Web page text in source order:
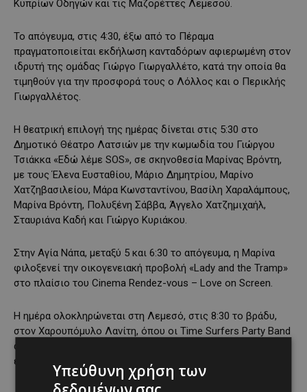
Κυπρίων Οδηγών και τις Μαζορέττες Λεμεσού.
Το απόγευμα, στις 4:30, έξω από το Πέραμα
πραγματοποιείται εκδήλωση κανταδόρων αφιερωμένη στον
ιδρυτή της ομάδας Γιώργο Γιωργαλλέτο, κατά την οποία θα
τιμηθούν για την προσφορά τους ο Λόλλος και ο Περικλής
Γιωργαλλέτος.
Η θεατρική επιλογή της ημέρας δίνεται στις 5:30 στο
Δημοτικό Θέατρο Λατσιών με την κωμωδία του Γιώργου
Τσιάκκα «Εδώ λέμε SOS», σε σκηνοθεσία Μαρίνας Βρόντη,
με τους Έλενα Ευσταθίου, Μάριο Δημητρίου, Μαρίνο
Χατζηβασιλείου, Μάρα Κωνσταντίνου, Βασίλη Χαραλάμπους,
Μαρίνα Βρόντη, Πολυξένη Σάββα, Άγγελο Χατζημιχαήλ,
Σταυριάνα Καδή και Γιώργο Κυριάκου.
Στην Αγία Νάπα, μεταξύ 5 και 6:30 το απόγευμα, η Μαρίνα
φιλοξενεί την οικογενειακή προβολή «Lady and the Tramp»
στο πλαίσιο του Cinema Rendez-vous – Love on Screen.
Η ημέρα ολοκληρώνεται στη Λεμεσό, στις 8:30 το βράδυ,
στον Χαρουπόμυλο Λανίτη, όπου οι Time Surfers Party Band
ανεβάζουν το κοινό σε ρυθμούς disco. Η είσοδος είναι
ελεύθερη με εξασφάλιση πρόσκλησης μέσω Ticketmaster.
Υπεύθυνη χρήση των